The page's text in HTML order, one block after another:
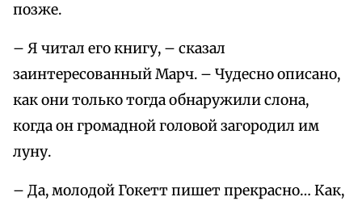
позже.
– Я читал его книгу, – сказал
заинтересованный Марч. – Чудесно описано,
как они только тогда обнаружили слона,
когда он громадной головой загородил им
луну.
– Да, молодой Гокетт пишет прекрасно… Как,